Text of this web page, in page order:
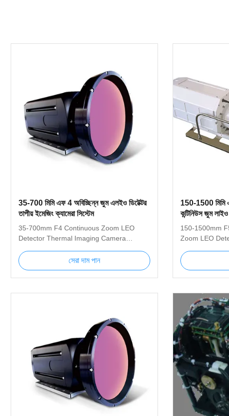
35-700 মিমি এফ 4 অবিচ্ছিন্ন জুম এলইও ডিটেক্টর
তাপীয় ইমেজিং ক্যামেরা সিস্টেম
35-700mm F4 Continuous Zoom LEO
Detector Thermal Imaging Camera
System is an advanced MWIR cooled
thermal imager used for long-distance
detection. The highly sensitive MWIR
continuous zoom infrared lens used in the
product can effectively distinguish targets
such as people, vehicles and ships in long
distance. Figure1 Thermal imaging
সেরা দাম পান
150-1500
কন্টিনিউস জুম লাইও
সিস্টেম
150-1500mm
Zoom LEO
Imaging
cooled
distance
resolution can
with very high
1500mm
used in the
distinguish
vehicles and
Figure1